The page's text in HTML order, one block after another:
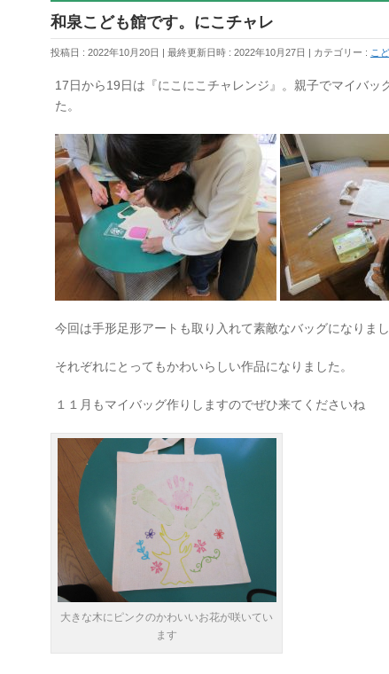
和泉こども館です。にこチャレ
投稿日 : 2022年10月20日 最終更新日時 : 2022年10月27日 カテゴリー : こ
17日から19日は『にこにこチャレンジ』。親子でマイバッ
た。
今回は手形足形アートも取り入れて素敵なバッグになりまし
それぞれにとってもかわいらしい作品になりました。
１１月もマイバッグ作りしますのでぜひ来てくださいね
大きな木にピンクのかわいいお花が咲いてい
ます